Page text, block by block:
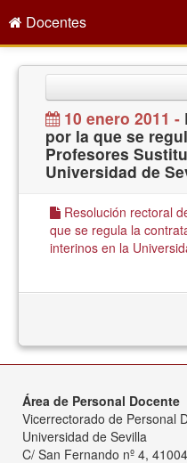
Docentes
Empleo Público
Gestión PDI
Formación y Evaluación
Seprus
Acción Social
10 enero 2011 -
por la que se
Profesores
Universidad de
Resolución rectoral
que se regula la
interinos en la
Área de Personal Docente
Vicerrectorado de Personal
Universidad de Sevilla
C/ San Fernando nº 4,